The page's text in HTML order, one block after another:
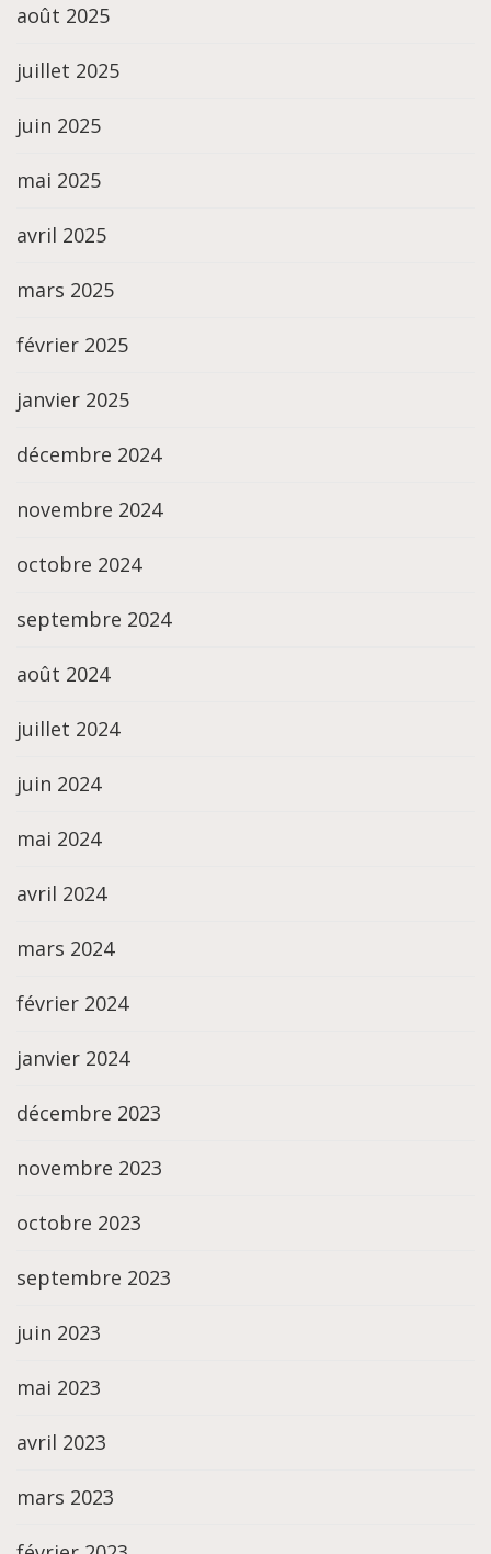
août 2025
juillet 2025
juin 2025
mai 2025
avril 2025
mars 2025
février 2025
janvier 2025
décembre 2024
novembre 2024
octobre 2024
septembre 2024
août 2024
juillet 2024
juin 2024
mai 2024
avril 2024
mars 2024
février 2024
janvier 2024
décembre 2023
novembre 2023
octobre 2023
septembre 2023
juin 2023
mai 2023
avril 2023
mars 2023